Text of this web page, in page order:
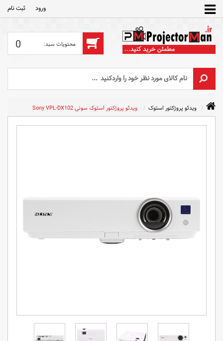
ورود ثبت‌ نام
0
ویدئو پروژکتور استوک ویدئو پروژکتور استوک سونی Sony VPL-DX102